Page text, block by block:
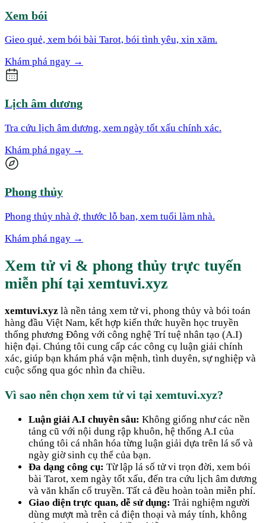
Xem bói
Gieo quẻ, xem bói bài Tarot, bói tình yêu, xin xăm.
Khám phá ngay →
Lịch âm dương
Tra cứu lịch âm dương, xem ngày tốt xấu chính xác.
Khám phá ngay →
Phong thủy
Phong thủy nhà ở, thước lỗ ban, xem tuổi làm nhà.
Khám phá ngay →
Xem tử vi & phong thủy trực tuyến
miễn phí tại xemtuvi.xyz
xemtuvi.xyz là nền tảng xem tử vi, phong thủy và bói toán
hàng đầu Việt Nam, kết hợp kiến thức huyền học truyền
thống phương Đông với công nghệ Trí tuệ nhân tạo (A.I)
hiện đại. Chúng tôi cung cấp các công cụ luận giải chính
xác, giúp bạn khám phá vận mệnh, tình duyên, sự nghiệp và
cuộc sống qua góc nhìn đa chiều.
Vì sao nên chọn xem tử vi tại xemtuvi.xyz?
Luận giải A.I chuyên sâu: Không giống như các nền
tảng cũ với nội dung rập khuôn, hệ thống A.I của
chúng tôi cá nhân hóa từng luận giải dựa trên lá số và
ngày giờ sinh cụ thể của bạn.
Đa dạng công cụ: Từ lập lá số tử vi trọn đời, xem bói
bài Tarot, xem ngày tốt xấu, đến tra cứu lịch âm dương
và văn khấn cổ truyền. Tất cả đều hoàn toàn miễn phí.
Giao diện trực quan, dễ sử dụng: Trải nghiệm người
dùng mượt mà trên cả điện thoại và máy tính, không